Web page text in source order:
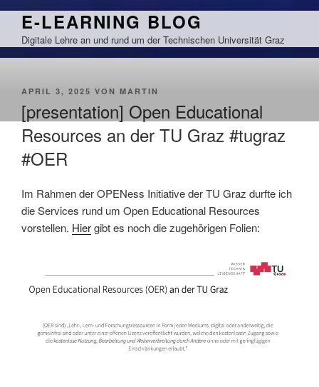
Zum
springen
E-LEARNING BLOG
Digitale Lehre an und rund um der Technischen Universität Graz
VERÖFFENTLICHT
APRIL 3, 2025 VON MARTIN
[presentation] Open Educational
Resources an der TU Graz #tugraz
#OER
Im Rahmen der OPENess Initiative der TU Graz durfte ich
die Services rund um Open Educational Resources
vorstellen. Hiergibt es noch die zugehörigen Folien: